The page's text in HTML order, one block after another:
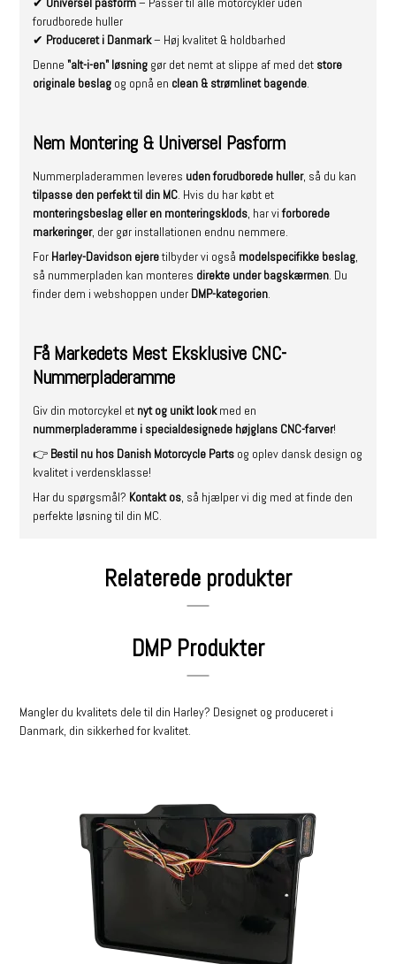
forudborede huller
✔ Produceret i Danmark– Høj kvalitet & holdbarhed
Denne "alt-i-en" løsning gør det nemt at slippe af med det store
originale beslag og opnå en clean & strømlinet bagende.
Nem Montering & Universel Pasform
Nummerpladerammen leveres uden forudborede huller, så du kan
tilpasse den perfekt til din MC. Hvis du har købt et
monteringsbeslag eller en monteringsklods, har viforborede
markeringer, der gør installationen endnu nemmere.
For Harley-Davidson ejeretilbyder vi også modelspecifikke beslag,
så nummerpladen kan monteres direkte under bagskærmen. Du
finder dem i webshoppen under DMP-kategorien.
Få Markedets Mest Eksklusive CNC-
Nummerpladeramme
Giv din motorcykel et nyt og unikt lookmed en
nummerpladeramme i specialdesignede højglans CNC-farver!
👉 Bestil nu hos Danish Motorcycle Parts og oplev dansk design og
kvalitet i verdensklasse!
Har du spørgsmål? Kontakt os, så hjælper vi dig med at finde den
perfekte løsning til din MC.
Relaterede produkter
DMP Produkter
Mangler du kvalitets dele til din Harley? Designet og produceret i
Danmark, din sikkerhed for kvalitet.